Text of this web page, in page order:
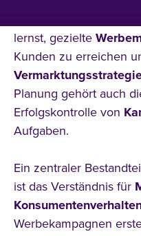
lernst, gezielte
Kunden zu erreichen
Planung gehört auch
Erfolgskontrolle von
Aufgaben.
Ein zentraler
ist das Verständnis für
Werbekampagnen
Studienmodell